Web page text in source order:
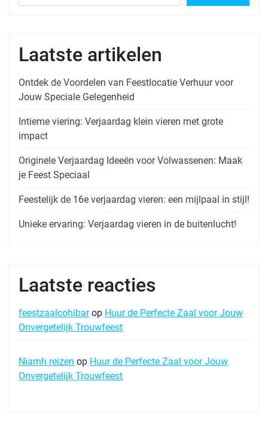
Laatste artikelen
Ontdek de Voordelen van Feestlocatie Verhuur voor
Jouw Speciale Gelegenheid
Intieme viering: Verjaardag klein vieren met grote
impact
Originele Verjaardag Ideeën voor Volwassenen: Maak
je Feest Speciaal
Feestelijk de 16e verjaardag vieren: een mijlpaal in stijl!
Unieke ervaring: Verjaardag vieren in de buitenlucht!
Laatste reacties
feestzaalcohibarop Huur de Perfecte Zaal voor Jouw
Onvergetelijk Trouwfeest
Niamh reizen op Huur de Perfecte Zaal voor Jouw
Onvergetelijk Trouwfeest